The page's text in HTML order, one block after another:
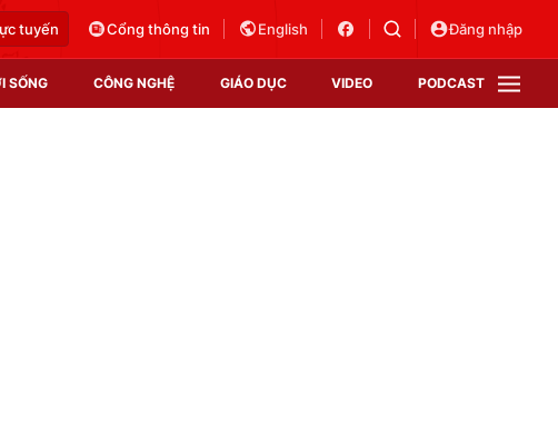
tuyến Cổng thông tin English Đăng nhập
SỐNG CÔNG NGHỆ GIÁO DỤC VIDEO PODCAST